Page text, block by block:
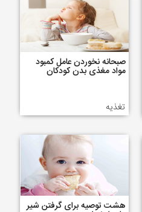
صبحانه نخوردن عامل کمبود
مواد مغذی بدن کودکان
تغذیه
هشت توصیه برای گرفتن شیر